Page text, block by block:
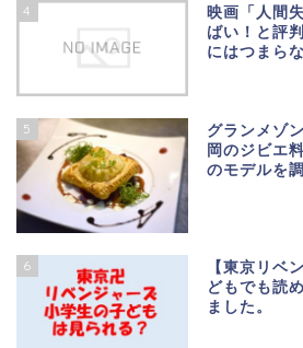
4
映画「人間
ばい！と評
にはつまら
5
グランメゾ
岡のジビエ
のモデルを
6
【東京リベ
どもでも読
ました。